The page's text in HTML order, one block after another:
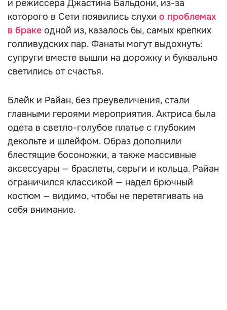
и режиссера Джастина Бальдони, из-за
которого в Сети появились слухи о проблемах
в браке одной из, казалось бы, самых крепких
голливудских пар. Фанаты могут выдохнуть:
супруги вместе вышли на дорожку и буквально
светились от счастья.
Блейк и Райан, без преувеличения, стали
главными героями мероприятия. Актриса была
одета в светло-голубое платье с глубоким
декольте и шлейфом. Образ дополнили
блестящие босоножки, а также массивные
аксессуары — браслеты, серьги и кольца. Райан
ограничился классикой — надел брючный
костюм — видимо, чтобы не перетягивать на
себя внимание.